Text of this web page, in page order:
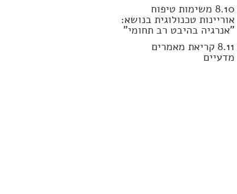
8.10 משימות טיפוח
אוריינות טכנולוגית בנושא:
"אנרגיה בהיבט רב תחומי"
8.11 קריאת מאמרים
מדעיים